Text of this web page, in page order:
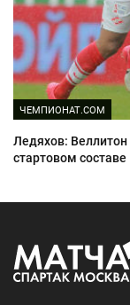
ЧЕМПИОНАТ.COM
Ледяхов: Веллитон
стартовом составе